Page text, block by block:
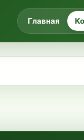
Главная